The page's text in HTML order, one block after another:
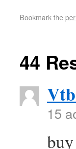
Bookmark the
44
15